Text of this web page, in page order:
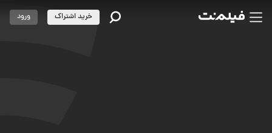
خرید اشتراک ورود